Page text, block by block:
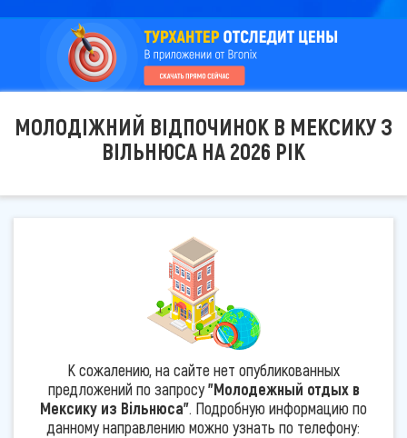
МОЛОДІЖНИЙ ВІДПОЧИНОК В МЕКСИКУ З
ВІЛЬНЮСА НА 2026 РІК
К сожалению, на сайте нет опубликованных
предложений по запросу"Молодежный отдых в
Мексику из Вільнюса". Подробную информацию по
данному направлению можно узнать по телефону: